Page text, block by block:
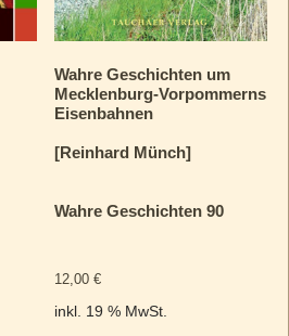
Wahre Geschichten um
Mecklenburg-Vorpommerns
Eisenbahnen
[Reinhard Münch]
Wahre Geschichten 90
12,00€
inkl. 19 % MwSt.